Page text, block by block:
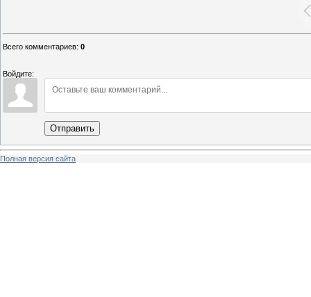
Всего комментариев: 0
Войдите:
Отправить
Полная версия сайта